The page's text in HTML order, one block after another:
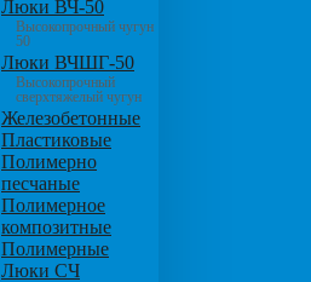
Люки ВЧ-50
Высокопрочный чугун
50
Люки ВЧШГ-50
Высокопрочный
сверхтяжелый чугун
Железобетонные
Пластиковые
Полимерно
песчаные
Полимерное
композитные
Полимерные
Люки СЧ